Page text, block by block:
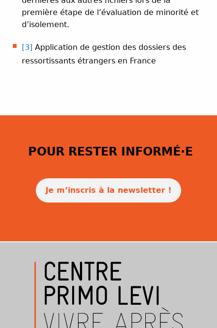
première étape de l’évaluation de minorité et
d’isolement.
[3] Application de gestion des dossiers des
ressortissants étrangers en France
POUR RESTER INFORMÉ·E
Je m’inscris à la newsletter !